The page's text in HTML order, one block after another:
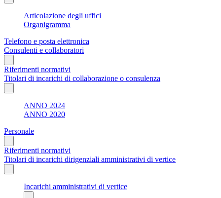
Articolazione degli uffici
Organigramma
Telefono e posta elettronica
Consulenti e collaboratori
Riferimenti normativi
Titolari di incarichi di collaborazione o consulenza
ANNO 2024
ANNO 2020
Personale
Riferimenti normativi
Titolari di incarichi dirigenziali amministrativi di vertice
Incarichi amministrativi di vertice